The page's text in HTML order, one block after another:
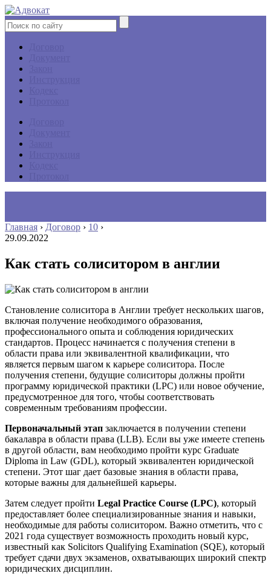
Главная › Договор › 10 ›
29.09.2022
Как стать солиситором в англии
Становление солиситора в Англии требует нескольких шагов,
включая получение необходимого образования,
профессионального опыта и соблюдения юридических
стандартов. Процесс начинается с получения степени в
области права или эквивалентной квалификации, что
является первым шагом к карьере солиситора. После
получения степени, будущие солиситоры должны пройти
программу юридической практики (LPC) или новое обучение,
предусмотренное для того, чтобы соответствовать
современным требованиям профессии.
Первоначальный этап заключается в получении степени
бакалавра в области права (LLB). Если вы уже имеете степень
в другой области, вам необходимо пройти курс Graduate
Diploma in Law (GDL), который эквивалентен юридической
степени. Этот шаг дает базовые знания в области права,
которые важны для дальнейшей карьеры.
Затем следует пройти Legal Practice Course (LPC), который
предоставляет более специализированные знания и навыки,
необходимые для работы солиситором. Важно отметить, что с
2021 года существует возможность проходить новый курс,
известный как Solicitors Qualifying Examination (SQE), который
требует сдачи двух экзаменов, охватывающих широкий спектр
юридических дисциплин.